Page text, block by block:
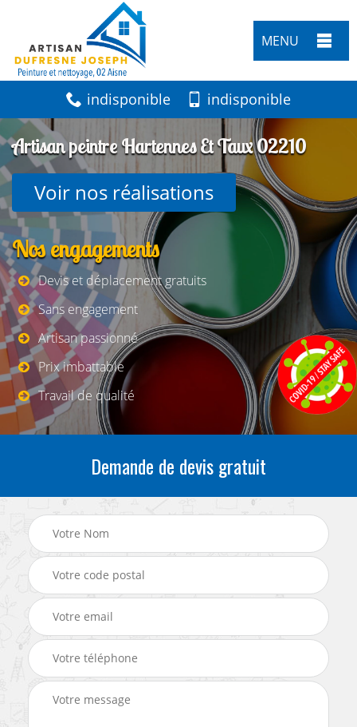
MENU
indisponible indisponible
Artisan peintre Hartennes Et Taux 02210
Voir nos réalisations
Nos engagements
Devis et déplacement gratuits
Sans engagement
Artisan passionné
Prix imbattable
Travail de qualité
Demande de devis gratuit